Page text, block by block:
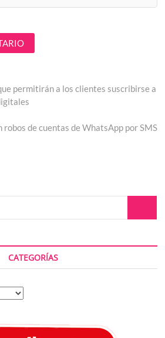
permitirán a los clientes suscribirse a
robos de cuentas de WhatsApp por SMS
CATEGORÍAS